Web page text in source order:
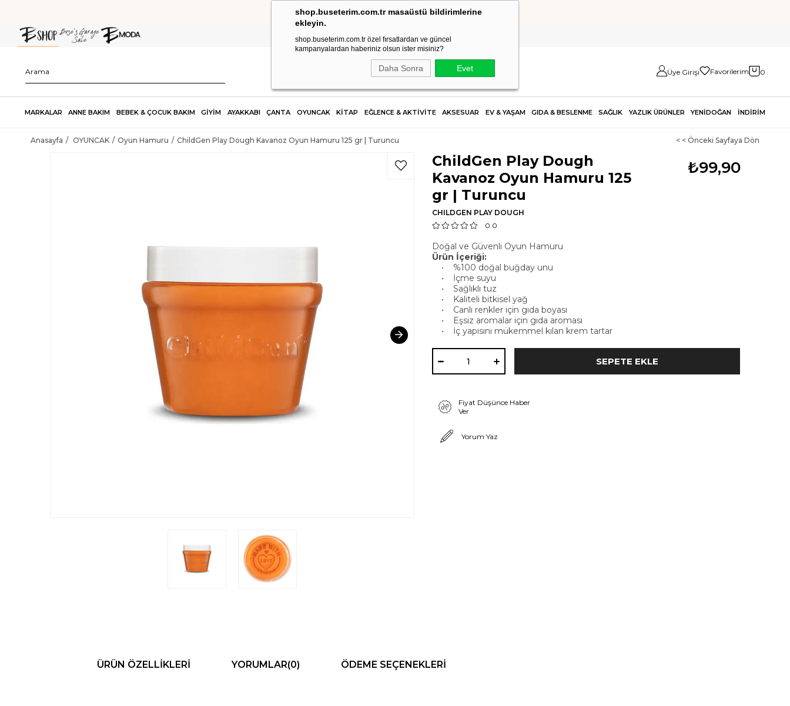
shop.buseterim.com.tr masaüstü bildirimlerine
ekleyin.
shop.buseterim.com.tr özel fırsatlardan ve güncel
kampanyalardan haberiniz olsun ister misiniz?
Daha Sonra Evet
HIZLI KARGO
Üye Girişi Favorilerim 0
MARKALAR ANNE BAKIM BEBEK & ÇOCUK BAKIM GİYİM AYAKKABI ÇANTA OYUNCAK KİTAP EĞLENCE & AKTİVİTE AKSESUAR EV & YAŞAM GIDA & BESLENME SAĞLIK YAZLIK ÜRÜNLER YENİDOĞAN İNDİRİM
Anasayfa OYUNCAK Oyun Hamuru ChildGen Play Dough Kavanoz Oyun Hamuru 125 gr | Turuncu < < Önceki Sayfaya Dön
₺99,90
ChildGen Play Dough
Kavanoz Oyun Hamuru 125
gr | Turuncu
CHILDGEN PLAY DOUGH
0.0
Doğal ve Güvenli Oyun Hamuru
Ürün İçeriği:
• %100 doğal buğday unu
• İçme suyu
• Sağlıklı tuz
• Kaliteli bitkisel yağ
• Canlı renkler için gıda boyası
• Eşsiz aromalar için gıda aroması
• İç yapısını mükemmel kılan krem tartar
Fiyat Düşünce Haber
Ver
Yorum Yaz
ÜRÜN ÖZELLIKLERI YORUMLAR(0) ÖDEME SEÇENEKLERI